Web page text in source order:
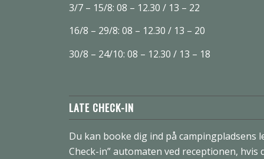
3/7 – 15/8: 08 – 12.30 / 13 – 22
16/8 – 29/8: 08 – 12.30 / 13 – 20
30/8 – 24/10: 08 – 12.30 / 13 – 18
LATE CHECK-IN
Du kan booke dig ind på campingpladsens
Check-in” automaten ved receptionen,